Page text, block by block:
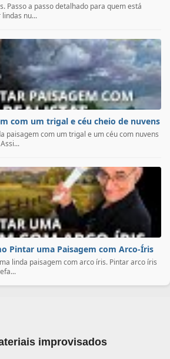
Passo a passo detalhado para quem está
nu...
com um trigal e céu cheio de nuvens
paisagem com um trigal e um céu com nuvens
Pintar uma Paisagem com Arco-Íris
linda paisagem com arco íris. Pintar arco íris
improvisados